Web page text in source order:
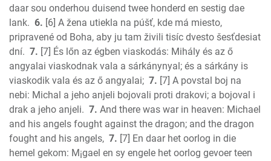
daar sou onderhou duisend twee honderd en sestig dae
lank. 6. [6] A žena utiekla na púšť, kde má miesto,
pripravené od Boha, aby ju tam živili tisíc dvesto šesťdesiat
dní. 7. [7] És lőn az égben viaskodás: Mihály és az ő
angyalai viaskodnak vala a sárkánynyal; és a sárkány is
viaskodik vala és az ő angyalai; 7. [7] A povstal boj na
nebi: Michal a jeho anjeli bojovali proti drakovi; a bojoval i
drak a jeho anjeli. 7. And there was war in heaven: Michael
and his angels fought against the dragon; and the dragon
fought and his angels, 7. [7] En daar het oorlog in die
hemel gekom: M¡gael en sy engele het oorlog gevoer teen